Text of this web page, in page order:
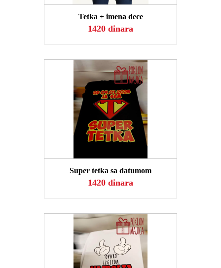
Tetka + imena dece
1420 dinara
Super tetka sa datumom
1420 dinara